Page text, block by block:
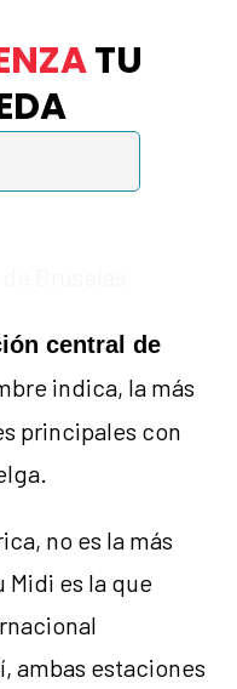
TU
central de
indica, la más
principales con
no es la más
Midi es la que
ambas estaciones